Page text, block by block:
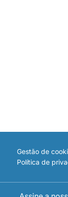
Gestão de
Política de